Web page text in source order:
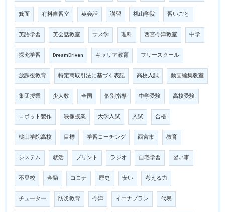
箕面 有料自習室 英会話 講習 桃山学院 習いごと
英語学習 英会話教室 サス学 理科 西宮今津教室 中学
探究学習 DreamDriven キャリア教育 フリースクール
放課後教育 特定商取引法に基づく表記 高校入試 動画編集教室
集団授業 少人数 全国 個別指導 中学受験 高校受験
ロボット製作 映像授業 大学入試 入試 合格
桃山学院高校 目標 学習コーチング 西宮市 教育
システム 就活 プリント ラジオ 自宅学習 習い事
不登校 金融 コロナ 歴史 安い 考える力
チューター 防災教育 今津 イエナプラン 代表